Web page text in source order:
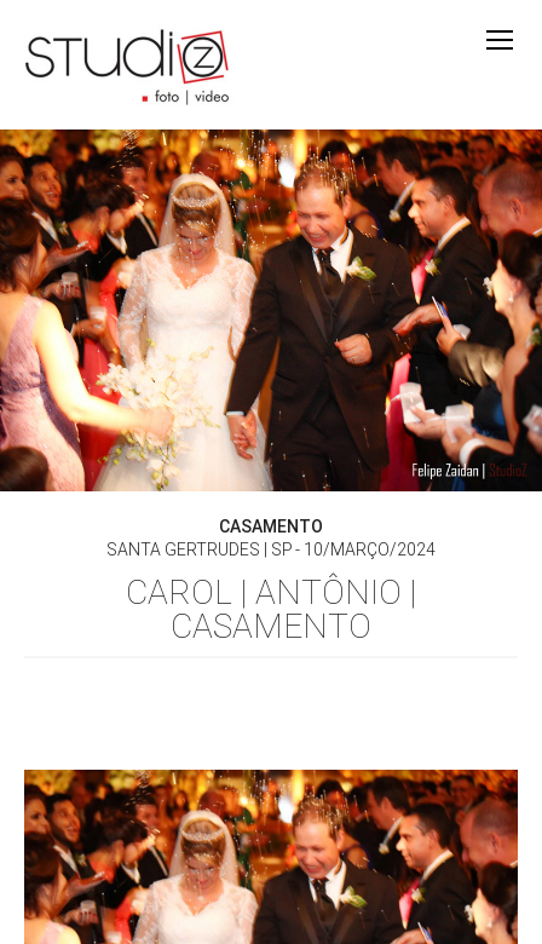
CASAMENTO
SANTA GERTRUDES | SP
10/MARÇO/2024
CAROL | ANTÔNIO |
CASAMENTO